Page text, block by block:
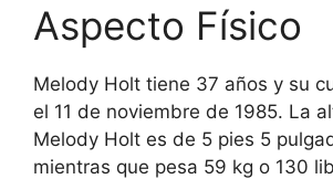
Aspecto Físico
Melody Holt tiene 37 años y su
el 11 de noviembre de 1985. La
Melody Holt es de 5 pies 5
mientras que pesa 59 kg o 130